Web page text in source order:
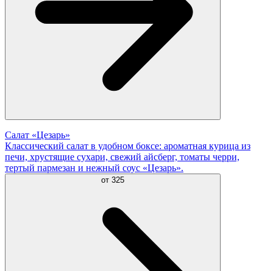
Салат «Цезарь»
Классический салат в удобном боксе: ароматная курица из
печи, хрустящие сухари, свежий айсберг, томаты черри,
тертый пармезан и нежный соус «Цезарь».
от 325